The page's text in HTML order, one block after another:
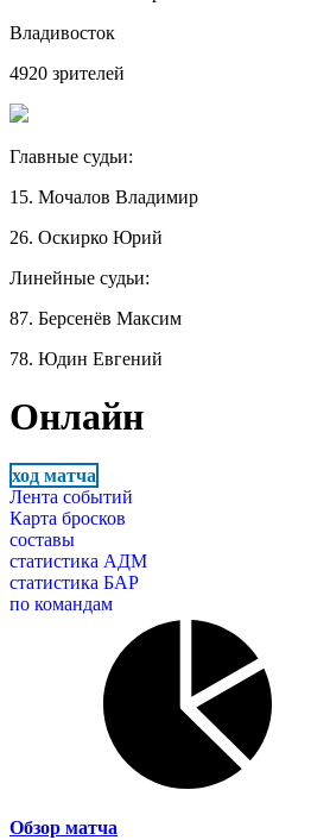
Владивосток
4920 зрителей
Главные судьи:
15. Мочалов Владимир
26. Оскирко Юрий
Линейные судьи:
87. Берсенёв Максим
78. Юдин Евгений
Онлайн
ход матча
Лента событий
Карта бросков
составы
статистика АДМ
статистика БАР
по командам
Обзор матча